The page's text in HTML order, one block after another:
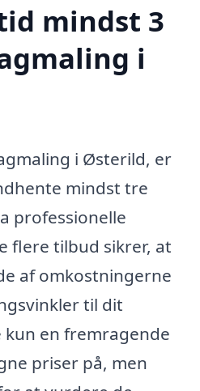
mindst 3
i
i Østerild, er
mindst tre
professionelle
flere tilbud sikrer, at
af omkostningerne
til dit
en fremragende
priser på, men